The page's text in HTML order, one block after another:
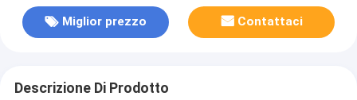
Miglior prezzo Contattaci
Descrizione Di Prodotto